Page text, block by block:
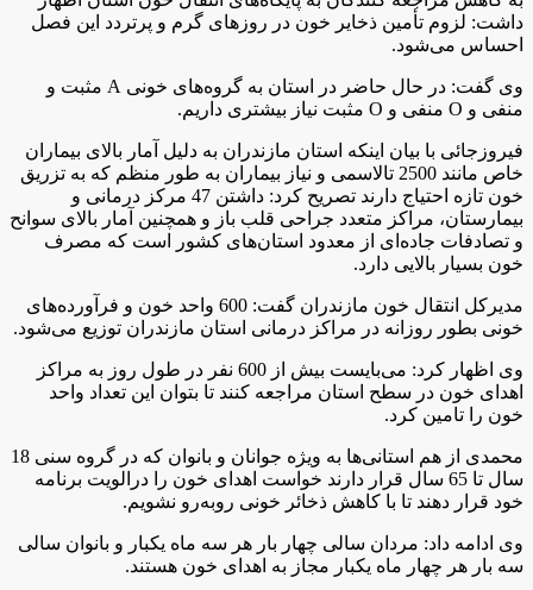
داشت: لزوم تأمین ذخایر خون در روز‌های گرم و پرتردد این فصل
احساس می‌شود.
وی گفت: در حال حاضر در استان به گروه‌های خونی A مثبت و
منفی و O منفی و O مثبت نیاز بیشتری داریم.
فیروزجائی با بیان اینکه استان مازندران به دلیل آمار بالای بیماران
خاص مانند 2500 تالاسمی و نیاز بیماران به طور منظم که به تزریق
خون تازه احتیاج دارند تصریح کرد: داشتن 47 مرکز درمانی و
بیمارستان، مراکز متعدد جراحی قلب باز و همچنین آمار بالای سوانح
و تصادفات جاده‌ای از معدود استان‌های کشور است که مصرف
خون بسیار بالایی دارد.
مدیرکل انتقال خون مازندران گفت: 600 واحد خون و فرآورده‌های
خونی بطور روزانه در مراکز درمانی استان مازندران توزیع می‌شود.
وی اظهار کرد: می‌بایست بیش از 600 نفر در طول روز به مراکز
اهدای خون در سطح استان مراجعه کنند تا بتوان این تعداد واحد
خون را تامین کرد.
محمدی از هم استانی‌ها به ویژه جوانان و بانوان که در گروه سنی 18
سال تا 65 سال قرار دارند خواست اهدای خون را درالویت برنامه
خود قرار دهند تا با کاهش ذخائر خونی رو‌به‌رو نشویم.
وی ادامه داد: مردان سالی چهار بار هر سه ماه یکبار و بانوان سالی
سه بار هر چهار ماه یکبار مجاز به اهدای خون هستند.